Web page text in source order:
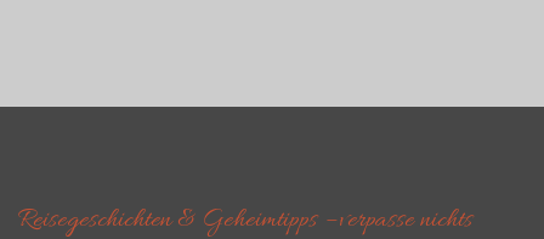
Reisegeschichten & Geheimtipps – verpasse nichts